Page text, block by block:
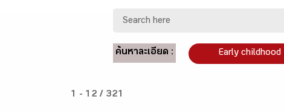
ค้นหาละเอียด : Early childhood
1 - 12 / 321